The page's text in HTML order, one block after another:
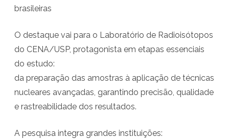
p
r
m
e
brasileiras
O destaque vai para o Laboratório de Radioisótopos
do CENA/USP, protagonista em etapas essenciais
do estudo:
da preparação das amostras à aplicação de técnicas
nucleares avançadas, garantindo precisão, qualidade
e rastreabilidade dos resultados.
A pesquisa integra grandes instituições: